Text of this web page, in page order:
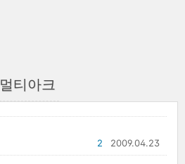
멀티아크
2009.04.23
2